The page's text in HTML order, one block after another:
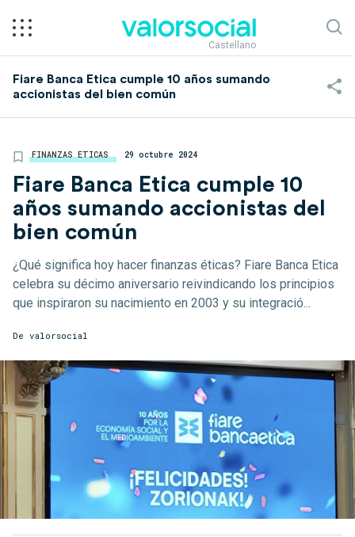
Castellano
Fiare Banca Etica cumple 10 años sumando
accionistas del bien común
FINANZAS ETICAS 29 octubre 2024
Fiare Banca Etica cumple 10
años sumando accionistas del
bien común
¿Qué significa hoy hacer finanzas éticas? Fiare Banca Etica
celebra su décimo aniversario reivindicando los principios
que inspiraron su nacimiento en 2003 y su integració...
De valorsocial